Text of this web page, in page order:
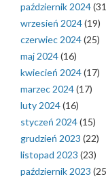
październik 2024
wrzesień 2024(19)
czerwiec 2024(25)
maj 2024(16)
kwiecień 2024(17)
marzec 2024(17)
luty 2024(16)
styczeń 2024(15)
grudzień 2023 (22)
listopad 2023 (23)
październik 2023